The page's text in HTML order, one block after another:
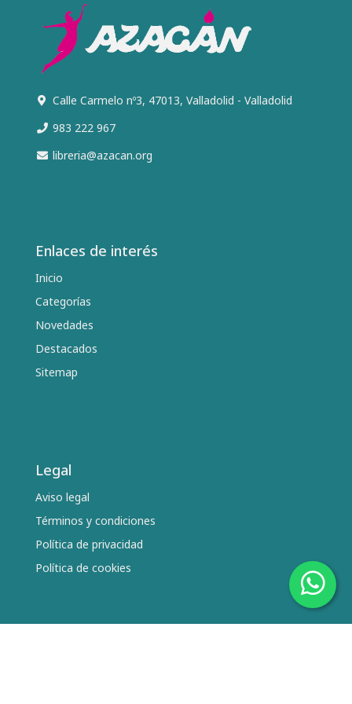
Calle Carmelo nº3, 47013, Valladolid - Valladolid
983 222 967
libreria@azacan.org
Enlaces de interés
Inicio
Categorías
Novedades
Destacados
Sitemap
Legal
Aviso legal
Términos y condiciones
Política de privacidad
Política de cookies